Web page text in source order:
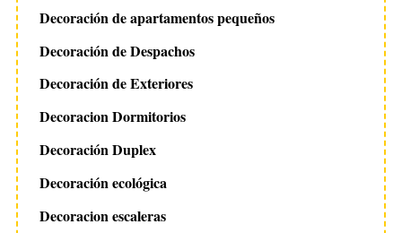
Decoración de apartamentos pequeños
Decoración de Despachos
Decoración de Exteriores
Decoracion Dormitorios
Decoración Duplex
Decoración ecológica
Decoracion escaleras